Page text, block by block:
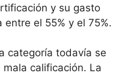
y su gasto
el 55% y el 75%.
categoría todavía se
calificación. La